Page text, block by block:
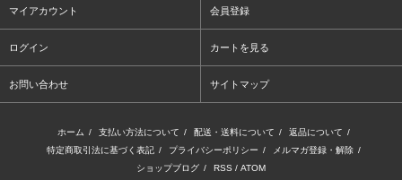
マイアカウント 会員登録
ログイン カートを見る
お問い合わせ サイトマップ
ホーム / 支払い方法について / 配送・送料について / 返品について /
特定商取引法に基づく表記 / プライバシーポリシー / メルマガ登録・解除 /
ショップブログ / RSS / ATOM